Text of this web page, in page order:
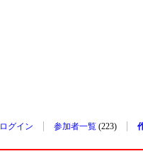
ログイン 参加者一覧 (223)